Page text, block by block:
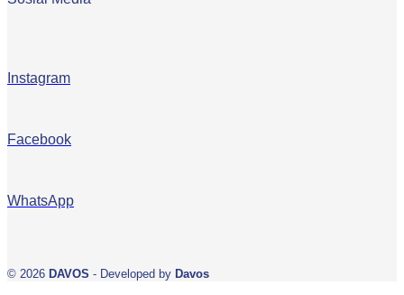
Instagram
Facebook
WhatsApp
© 2026 DAVOS - Developed by Davos